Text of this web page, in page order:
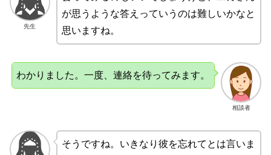
先生
が思うような答えっていうのは難しいかなと
思いますね。
相談者
わかりました。一度、連絡を待ってみます。
そうですね。いきなり彼を忘れてとは言いま